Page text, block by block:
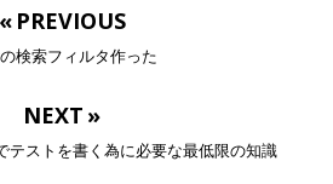
« PREVIOUS
検索フィルタ作った
NEXT »
ストを書く為に必要な最低限の知識